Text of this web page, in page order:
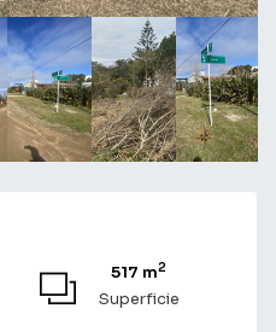
517 m2
Superficie